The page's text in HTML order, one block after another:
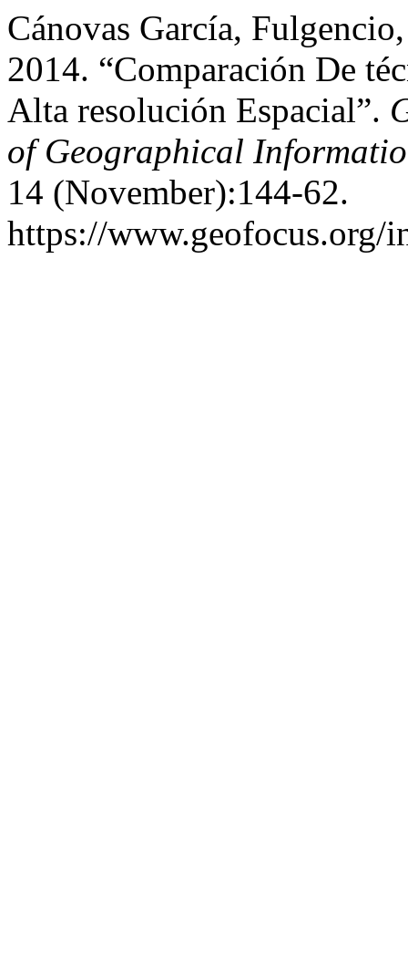
Cánovas García,
2014. “Comparación De
Alta resolución Espacial”.
of Geographical
14 (November):144-62.
https://www.geofocus.org/